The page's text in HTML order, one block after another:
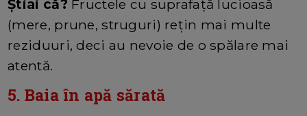
Știai că? Fructele cu suprafață lucioasă
(mere, prune, struguri) rețin mai multe
reziduuri, deci au nevoie de o spălare mai
atentă.
5. Baia în apă sărată